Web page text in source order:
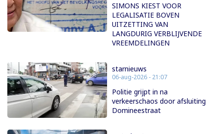
SIMONS KIEST VOOR
LEGALISATIE BOVEN
UITZETTING VAN
LANGDURIG VERBLIJVENDE
VREEMDELINGEN
starnieuws
06-aug-2026 - 21:07
Politie grijpt in na
verkeerschaos door afsluiting
Domineestraat